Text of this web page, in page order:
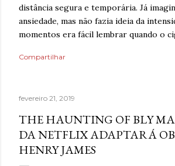
distância segura e temporária. Já
ansiedade, mas não fazia ideia da
momentos era fácil lembrar quando o
aprender a lidar com isso livre de
para se distrair. Existia um limite de
diminuir a ansiedade, mas cada
diferença. Ansiedade era algo que não
ninguém. Então, temporariamente se
lugar seguro poderia fazer toda
Compartilhar
fevereiro 21, 2019
THE HAUNTING OF BLY
DA NETFLIX ADAPTARÁ
HENRY JAMES